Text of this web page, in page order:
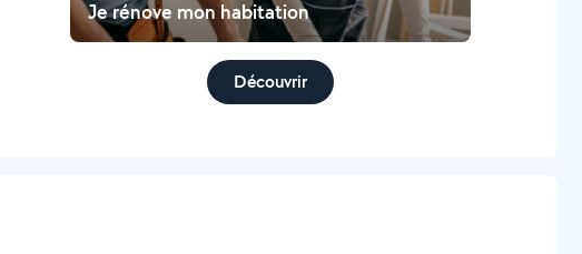
Je rénove mon habitation
Découvrir